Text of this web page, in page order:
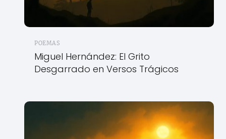
POEMAS
Miguel Hernández: El Grito
Desgarrado en Versos Trágicos